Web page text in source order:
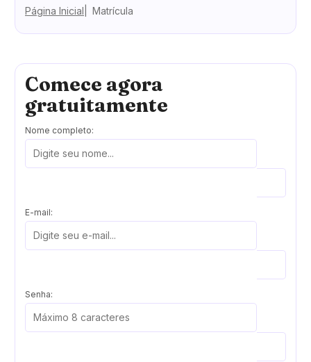
Página Inicial Matrícula
Comece agora
gratuitamente
Nome completo:
E-mail:
Senha: